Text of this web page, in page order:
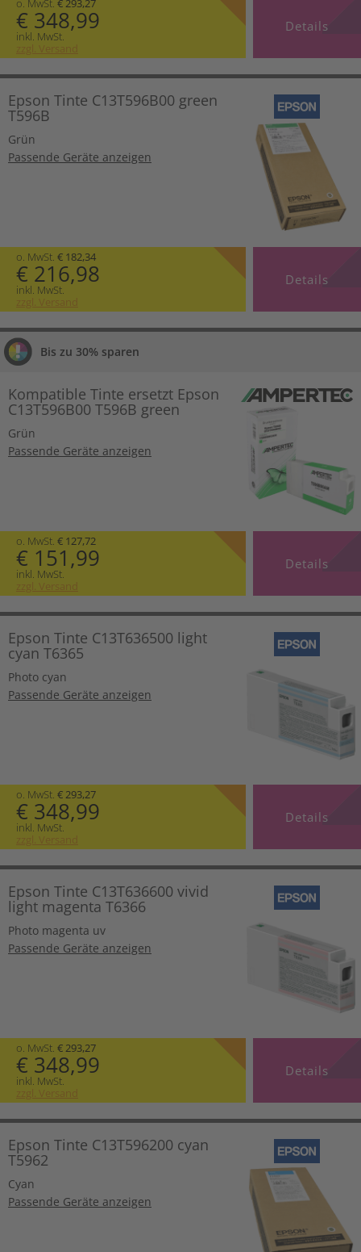
o. MwSt. € 293,27
€ 348,99
inkl. MwSt.
zzgl. Versand
Details
Epson Tinte C13T596B00 green
T596B
Grün
Passende Geräte anzeigen
o. MwSt. € 182,34
€ 216,98
inkl. MwSt.
zzgl. Versand
Details
Bis zu 30% sparen
Kompatible Tinte ersetzt Epson
C13T596B00 T596B green
Grün
Passende Geräte anzeigen
o. MwSt. € 127,72
€ 151,99
inkl. MwSt.
zzgl. Versand
Details
Epson Tinte C13T636500 light
cyan T6365
Photo cyan
Passende Geräte anzeigen
o. MwSt. € 293,27
€ 348,99
inkl. MwSt.
zzgl. Versand
Details
Epson Tinte C13T636600 vivid
light magenta T6366
Photo magenta uv
Passende Geräte anzeigen
o. MwSt. € 293,27
€ 348,99
inkl. MwSt.
zzgl. Versand
Details
Epson Tinte C13T596200 cyan
T5962
Cyan
Passende Geräte anzeigen